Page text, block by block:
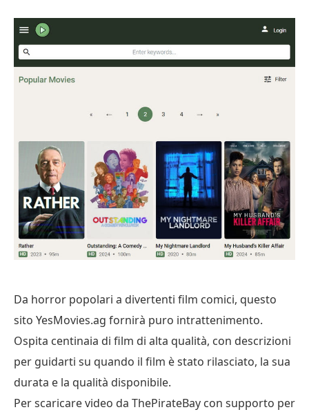
Da horror popolari a divertenti film comici, questo
sito YesMovies.ag fornirà puro intrattenimento.
Ospita centinaia di film di alta qualità, con descrizioni
per guidarti su quando il film è stato rilasciato, la sua
durata e la qualità disponibile.
Per scaricare video da ThePirateBay con supporto per